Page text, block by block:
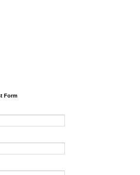
Form